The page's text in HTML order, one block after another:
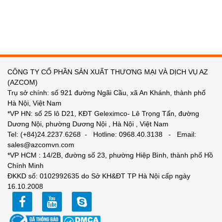
CÔNG TY CỔ PHẦN SẢN XUẤT THƯƠNG MẠI VÀ DỊCH VỤ AZ
(AZCOM)
Trụ sở chính: số 921 đường Ngãi Cầu, xã An Khánh, thành phố
Hà Nội, Việt Nam
*VP HN: số 25 lô D21, KĐT Geleximco- Lê Trọng Tấn, đường
Dương Nội, phường Dương Nội , Hà Nội , Việt Nam
Tel: (+84)24.2237.6268 - Hotline: 0968.40.3138 - Email:
sales@azcomvn.com
*VP HCM : 14/2B, đường số 23, phường Hiệp Bình, thành phố Hồ
Chính Minh
ĐKKD số: 0102992635 do Sở KH&ĐT TP Hà Nội cấp ngày
16.10.2008
facebookyoutube zalo